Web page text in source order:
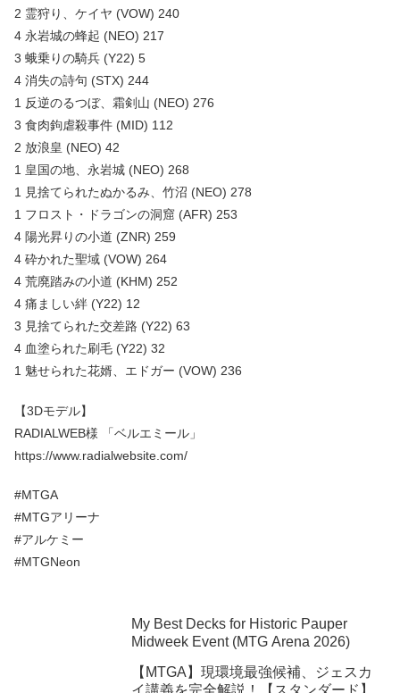
2 霊狩り、ケイヤ (VOW) 240
4 永岩城の蜂起 (NEO) 217
3 蛾乗りの騎兵 (Y22) 5
4 消失の詩句 (STX) 244
1 反逆のるつぼ、霜剣山 (NEO) 276
3 食肉鉤虐殺事件 (MID) 112
2 放浪皇 (NEO) 42
1 皇国の地、永岩城 (NEO) 268
1 見捨てられたぬかるみ、竹沼 (NEO) 278
1 フロスト・ドラゴンの洞窟 (AFR) 253
4 陽光昇りの小道 (ZNR) 259
4 砕かれた聖域 (VOW) 264
4 荒廃踏みの小道 (KHM) 252
4 痛ましい絆 (Y22) 12
3 見捨てられた交差路 (Y22) 63
4 血塗られた刷毛 (Y22) 32
1 魅せられた花婿、エドガー (VOW) 236
【3Dモデル】
RADIALWEB様 「ベルエミール」
https://www.radialwebsite.com/
#MTGA
#MTGアリーナ
#アルケミー
#MTGNeon
My Best Decks for Historic Pauper
Midweek Event (MTG Arena 2026)
【MTGA】現環境最強候補、ジェスカ